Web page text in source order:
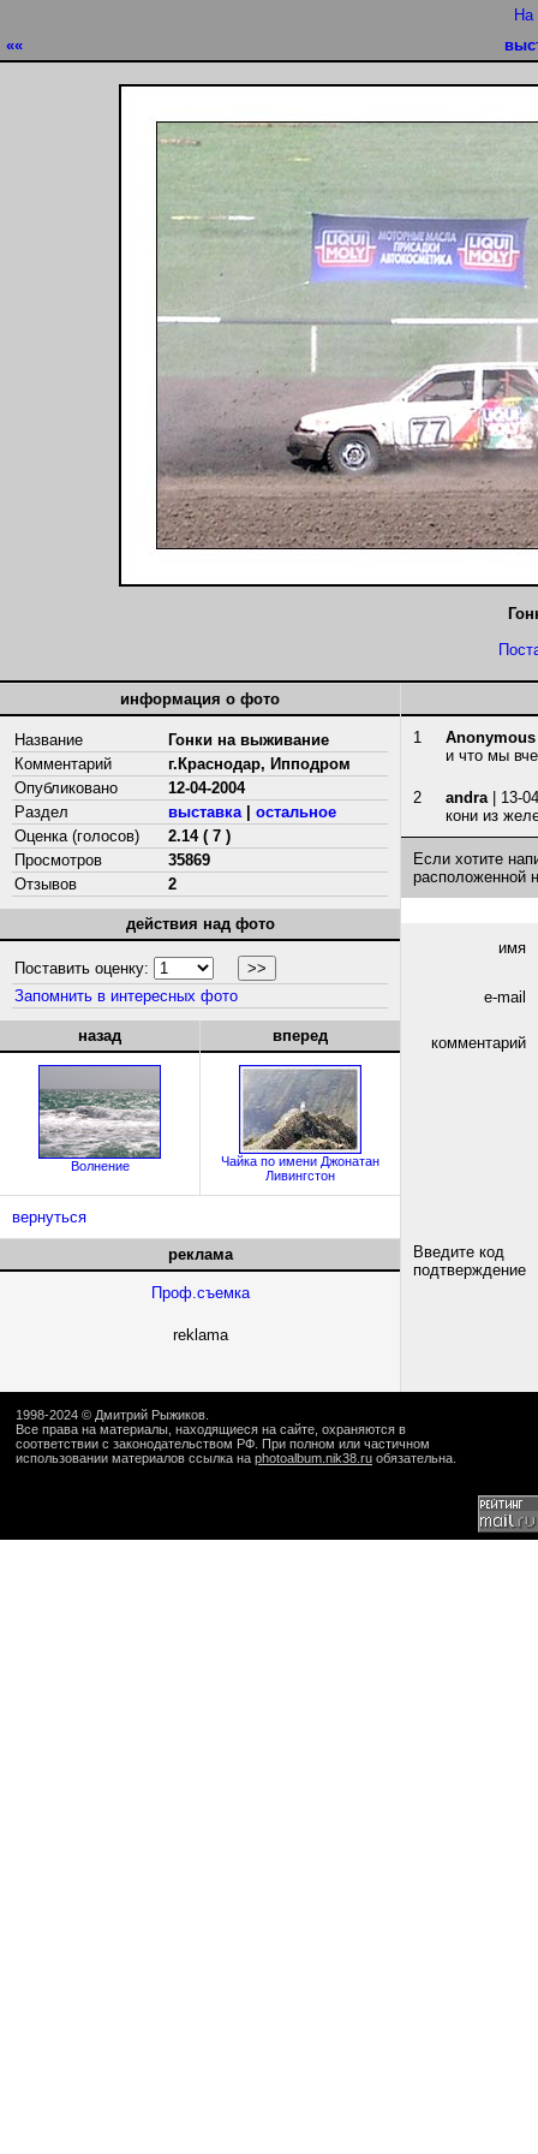
На
««
информация о фото
Название
Гонки на выживание
Комментарий
г.Краснодар, Ипподром
Опубликовано
12-04-2004
Раздел
выставка| остальное
Оценка (голосов)
2.14 ( 7 )
Просмотров
35869
Отзывов
2
действия над фото
Поставить оценку:
Запомнить в интересных фото
назад
Волнение
вперед
Чайка по имени Джонатан
Ливингстон
вернуться
реклама
Проф.съемка
reklama
1 Anonymous
и что мы
2 andra| 13-
кони из
Если хотите
расположенной
имя
e-mail
комментарий
Введите код
подтверждение
1998-2024 © Дмитрий Рыжиков
Все права на материалы, находящиеся на сайте, охраняются в
соответствии с законодательством РФ. При полном или частичном
использовании материалов ссылка на photoalbum.nik38.ru обязательна.